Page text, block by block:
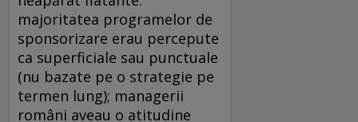
majoritatea programelor de
sponsorizare erau percepute
ca superficiale sau punctuale
(nu bazate pe o strategie pe
termen lung); managerii
români aveau o atitudine